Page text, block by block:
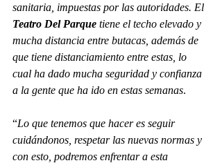
sanitaria, impuestas por las autoridades. El
Teatro Del Parque tiene el techo elevado y
mucha distancia entre butacas, además de
que tiene distanciamiento entre estas, lo
cual ha dado mucha seguridad y confianza
a la gente que ha ido en estas semanas.
“Lo que tenemos que hacer es seguir
cuidándonos, respetar las nuevas normas y
con esto, podremos enfrentar a esta